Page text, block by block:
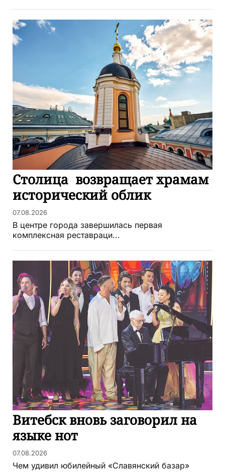
Столица возвращает храмам
исторический облик
07.08.2026
В центре города завершилась первая
комплексная реставраци...
Витебск вновь заговорил на
языке нот
07.08.2026
Чем удивил юбилейный «Славянский базар»